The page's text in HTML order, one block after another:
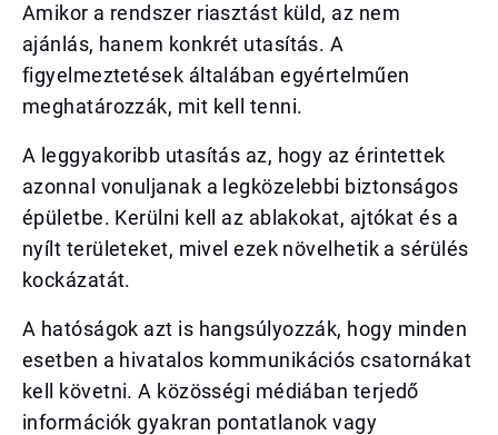
Amikor a rendszer riasztást küld, az nem
ajánlás, hanem konkrét utasítás. A
figyelmeztetések általában egyértelműen
meghatározzák, mit kell tenni.
A leggyakoribb utasítás az, hogy az érintettek
azonnal vonuljanak a legközelebbi biztonságos
épületbe. Kerülni kell az ablakokat, ajtókat és a
nyílt területeket, mivel ezek növelhetik a sérülés
kockázatát.
A hatóságok azt is hangsúlyozzák, hogy minden
esetben a hivatalos kommunikációs csatornákat
kell követni. A közösségi médiában terjedő
információk gyakran pontatlanok vagy